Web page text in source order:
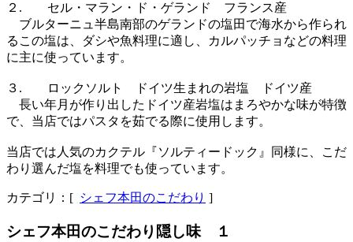
２. セル・マラン・ド・ゲランド フランス産
ブルターニュ半島南部のゲランドの塩田で海水から作られ
るこの塩は、ダシや魚料理に適し、カルパッチョなどの料理
に主に使っています。
３. ロックソルト ドイツ生まれの岩塩 ドイツ産
長い年月が作り出したドイツ産岩塩はまろやかな味が特徴
で、当店ではパスタを茹でる際に使用します。
当店では人気のカクテル『ソルティードック』同様に、こだ
わり選んだ塩を料理でも使っています。
カテゴリ：[ シェフ本田のこだわり ]
シェフ本田のこだわり隠し味 １